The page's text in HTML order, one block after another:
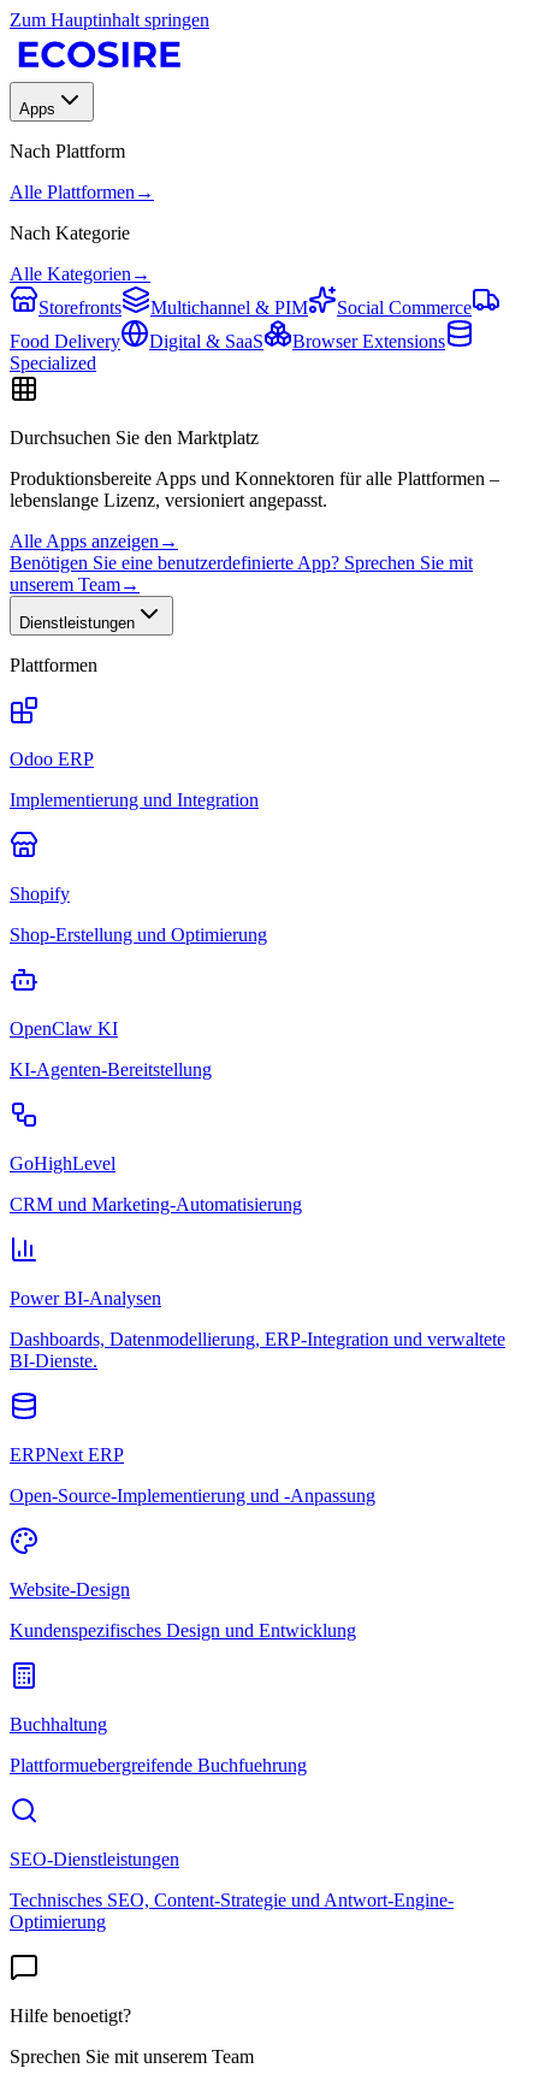
Zum Hauptinhalt springen
Apps
Nach Plattform
Alle Plattformen →
Nach Kategorie
Alle Kategorien →
Storefronts
Multichannel & PIM
Social Commerce
Food Delivery
Digital & SaaS
Browser Extensions
Specialized
Durchsuchen Sie den Marktplatz
Produktionsbereite Apps und Konnektoren für alle Plattformen –
lebenslange Lizenz, versioniert angepasst.
Alle Apps anzeigen →
Benötigen Sie eine benutzerdefinierte App? Sprechen Sie mit
unserem Team→
Dienstleistungen
Plattformen
Odoo ERP
Implementierung und Integration
Shopify
Shop-Erstellung und Optimierung
OpenClaw KI
KI-Agenten-Bereitstellung
GoHighLevel
CRM und Marketing-Automatisierung
Power BI-Analysen
Dashboards, Datenmodellierung, ERP-Integration und verwaltete
BI-Dienste.
ERPNext ERP
Open-Source-Implementierung und -Anpassung
Website-Design
Kundenspezifisches Design und Entwicklung
Buchhaltung
Plattformuebergreifende Buchfuehrung
SEO-Dienstleistungen
Technisches SEO, Content-Strategie und Antwort-Engine-
Optimierung
Hilfe benoetigt?
Sprechen Sie mit unserem Team